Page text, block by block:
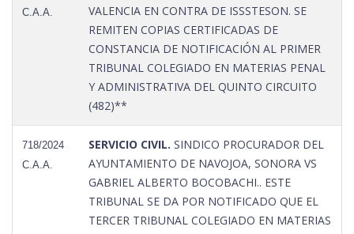
C.A.A.
VALENCIA EN CONTRA DE ISSSTESON. SE
REMITEN COPIAS CERTIFICADAS DE
CONSTANCIA DE NOTIFICACIÓN AL PRIMER
TRIBUNAL COLEGIADO EN MATERIAS PENAL
Y ADMINISTRATIVA DEL QUINTO CIRCUITO
(482)**
718/2024
C.A.A.
SERVICIO CIVIL. SINDICO PROCURADOR DEL
AYUNTAMIENTO DE NAVOJOA, SONORA VS
GABRIEL ALBERTO BOCOBACHI.. ESTE
TRIBUNAL SE DA POR NOTIFICADO QUE EL
TERCER TRIBUNAL COLEGIADO EN MATERIAS